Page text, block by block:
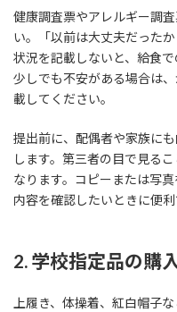
健康調査票やアレルギー調
い。「以前は大丈夫だった
状況を記載しないと、給食
少しでも不安がある場合は
載してください。
提出前に、配偶者や家族に
します。第三者の目で見る
なります。コピーまたは写
内容を確認したいときに便利
2. 学校指定品の購
上履き、体操着、紅白帽子